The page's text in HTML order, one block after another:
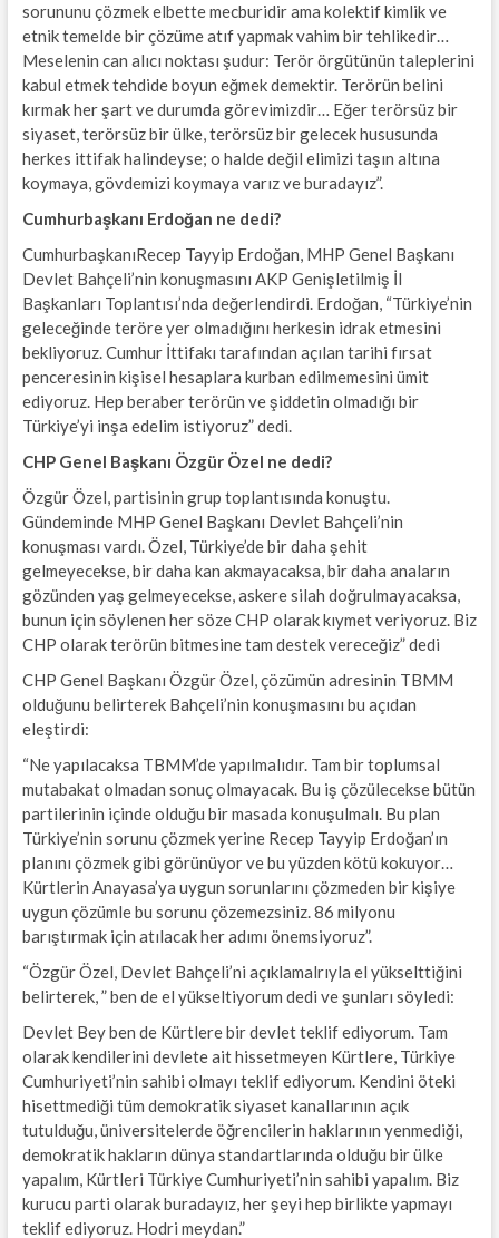
sorununu çözmek elbette mecburidir ama kolektif kimlik ve
etnik temelde bir çözüme atıf yapmak vahim bir tehlikedir…
Meselenin can alıcı noktası şudur: Terör örgütünün taleplerini
kabul etmek tehdide boyun eğmek demektir. Terörün belini
kırmak her şart ve durumda görevimizdir… Eğer terörsüz bir
siyaset, terörsüz bir ülke, terörsüz bir gelecek hususunda
herkes ittifak halindeyse; o halde değil elimizi taşın altına
koymaya, gövdemizi koymaya varız ve buradayız”.
Cumhurbaşkanı Erdoğan ne dedi?
CumhurbaşkanıRecep Tayyip Erdoğan, MHP Genel Başkanı
Devlet Bahçeli’nin konuşmasını AKP Genişletilmiş İl
Başkanları Toplantısı’nda değerlendirdi. Erdoğan, “Türkiye’nin
geleceğinde teröre yer olmadığını herkesin idrak etmesini
bekliyoruz. Cumhur İttifakı tarafından açılan tarihi fırsat
penceresinin kişisel hesaplara kurban edilmemesini ümit
ediyoruz. Hep beraber terörün ve şiddetin olmadığı bir
Türkiye’yi inşa edelim istiyoruz” dedi.
CHP Genel Başkanı Özgür Özel ne dedi?
Özgür Özel, partisinin grup toplantısında konuştu.
Gündeminde MHP Genel Başkanı Devlet Bahçeli’nin
konuşması vardı. Özel, Türkiye’de bir daha şehit
gelmeyecekse, bir daha kan akmayacaksa, bir daha anaların
gözünden yaş gelmeyecekse, askere silah doğrulmayacaksa,
bunun için söylenen her söze CHP olarak kıymet veriyoruz. Biz
CHP olarak terörün bitmesine tam destek vereceğiz” dedi
CHP Genel Başkanı Özgür Özel, çözümün adresinin TBMM
olduğunu belirterek Bahçeli’nin konuşmasını bu açıdan
eleştirdi:
“Ne yapılacaksa TBMM’de yapılmalıdır. Tam bir toplumsal
mutabakat olmadan sonuç olmayacak. Bu iş çözülecekse bütün
partilerinin içinde olduğu bir masada konuşulmalı. Bu plan
Türkiye’nin sorunu çözmek yerine Recep Tayyip Erdoğan’ın
planını çözmek gibi görünüyor ve bu yüzden kötü kokuyor…
Kürtlerin Anayasa’ya uygun sorunlarını çözmeden bir kişiye
uygun çözümle bu sorunu çözemezsiniz. 86 milyonu
barıştırmak için atılacak her adımı önemsiyoruz”.
“Özgür Özel, Devlet Bahçeli’ni açıklamalrıyla el yükselttiğini
belirterek, ” ben de el yükseltiyorum dedi ve şunları söyledi:
Devlet Bey ben de Kürtlere bir devlet teklif ediyorum. Tam
olarak kendilerini devlete ait hissetmeyen Kürtlere, Türkiye
Cumhuriyeti’nin sahibi olmayı teklif ediyorum. Kendini öteki
hisettmediği tüm demokratik siyaset kanallarının açık
tutulduğu, üniversitelerde öğrencilerin haklarının yenmediği,
demokratik hakların dünya standartlarında olduğu bir ülke
yapalım, Kürtleri Türkiye Cumhuriyeti’nin sahibi yapalım. Biz
kurucu parti olarak buradayız, her şeyi hep birlikte yapmayı
teklif ediyoruz. Hodri meydan.”